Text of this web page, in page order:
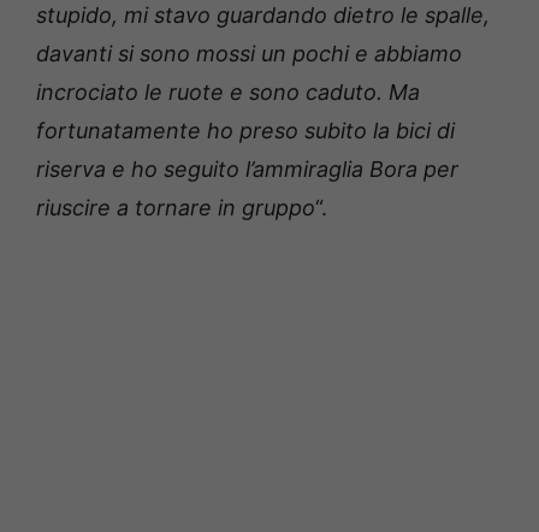
stupido, mi stavo guardando dietro le spalle,
davanti si sono mossi un pochi e abbiamo
incrociato le ruote e sono caduto. Ma
fortunatamente ho preso subito la bici di
riserva e ho seguito l’ammiraglia Bora per
riuscire a tornare in gruppo“.